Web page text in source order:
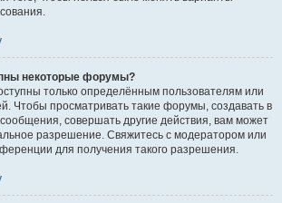
некоторые форумы?
только определённым пользователям или
Чтобы просматривать такие форумы, создавать в
совершать другие действия, вам может
разрешение. Свяжитесь с модератором или
для получения такого разрешения.